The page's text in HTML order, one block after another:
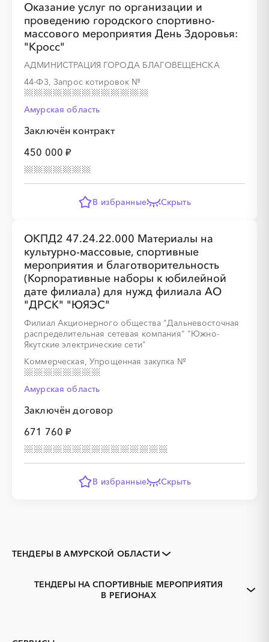
Оказание услуг по организации и
проведению городского спортивно-
массового мероприятия День Здоровья:
"Кросс"
АДМИНИСТРАЦИЯ ГОРОДА БЛАГОВЕЩЕНСКА
44-ФЗ, Запрос котировок №
Амурская область
Заключён контракт
450 000 ₽
В избранные Скрыть
ОКПД2 47.24.22.000 Материалы на
культурно-массовые, спортивные
мероприятия и благотворительность
(Корпоративные наборы к юбилейной
дате филиала) для нужд филиала АО
"ДРСК" "ЮЯЭС"
Филиал Акционерного общества "Дальневосточная
распределительная сетевая компания" "Южно-
Якутские электрические сети"
Коммерческая, Упрощенная закупка №
Амурская область
Заключён договор
671 760 ₽
В избранные Скрыть
ТЕНДЕРЫ В АМУРСКОЙ ОБЛАСТИ
Тендеры заводов
1С
PR
ТЕНДЕРЫ НА СПОРТИВНЫЕ МЕРОПРИЯТИЯ
В РЕГИОНАХ